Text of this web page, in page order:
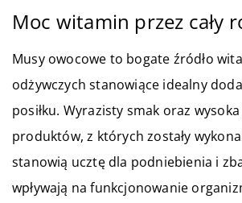
Moc witamin przez cały
Musy owocowe to bogate źródło
odżywczych stanowiące idealny
posiłku. Wyrazisty smak oraz
produktów, z których zostały
stanowią ucztę dla podniebienia i
wpływają na funkcjonowanie